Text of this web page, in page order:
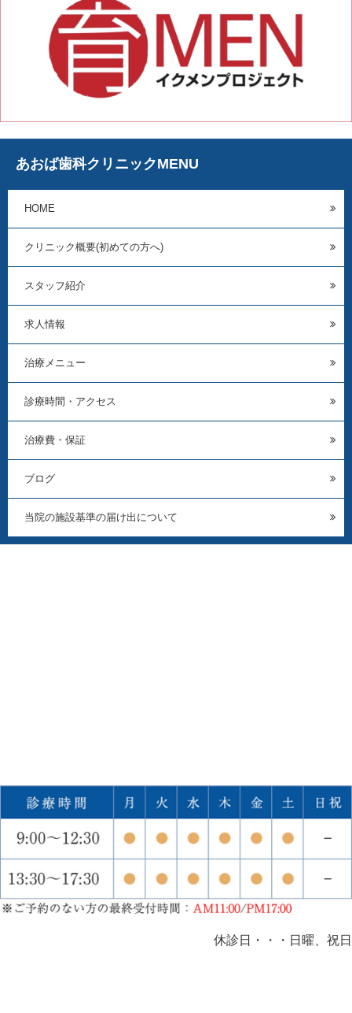
あおば歯科クリニックMENU
HOME
クリニック概要(初めての方へ)
スタッフ紹介
求人情報
治療メニュー
診療時間・アクセス
治療費・保証
ブログ
当院の施設基準の届け出について
休診日・・・日曜、祝日